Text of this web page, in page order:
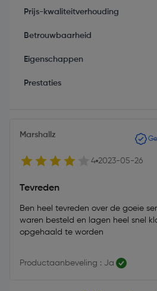
Prijs-kwaliteitverhouding
Betrouwbaarheid
Eigenschappen
Prestaties
Marshallz
4 2023-05-26
Tevreden
Ben heel tevreden over de goeie
waren besteld en lagen heel snel
opgehaald te worden
Productaanbeveling : Ja